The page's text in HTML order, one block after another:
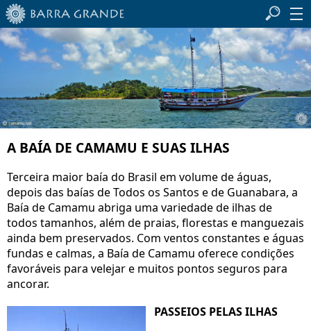
A BAÍA DE CAMAMU E SUAS ILHAS
Terceira maior baía do Brasil em volume de águas,
depois das baías de Todos os Santos e de Guanabara, a
Baía de Camamu abriga uma variedade de ilhas de
todos tamanhos, além de praias, florestas e manguezais
ainda bem preservados. Com ventos constantes e águas
fundas e calmas, a Baía de Camamu oferece condições
favoráveis para velejar e muitos pontos seguros para
ancorar.
PASSEIOS PELAS ILHAS